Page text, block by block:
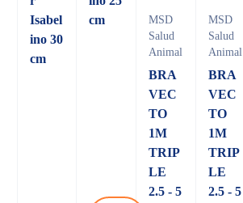
Isabel
ino 30
cm
cm
MSD
Salud
Animal
BRA
VEC
TO
1M
TRIP
LE
2.5 - 5
MSD
Salud
Animal
BRA
VEC
TO
1M
TRIP
LE
2.5 - 5